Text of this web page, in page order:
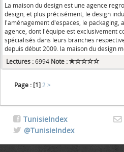
La maison du design est une agence
design, et plus précisément, le design
l'aménagement d'espaces, le packaging,
agence, dont l'équipe est exclusivement
spécialisés dans leurs branches
depuis début 2009. la maison du design
Lectures :6994 Note :
Page : [1] 2 >
TunisieIndex
@TunisieIndex